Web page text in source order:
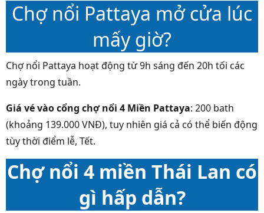
Chợ nổi Pattaya mở cửa lúc
mấy giờ?
Chợ nổi Pattaya hoạt động từ 9h sáng đến 20h tối các
ngày trong tuần.
Giá vé vào cổng chợ nổi 4 Miền Pattaya: 200 bath
(khoảng 139.000 VNĐ), tuy nhiên giá cả có thể biến động
tùy thời điểm lễ, Tết.
Chợ nổi 4 miền Thái Lan có
gì hấp dẫn?